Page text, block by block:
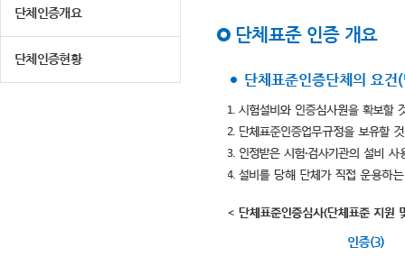
단체인증개요
단체인증현황
단체표준 인증 개요